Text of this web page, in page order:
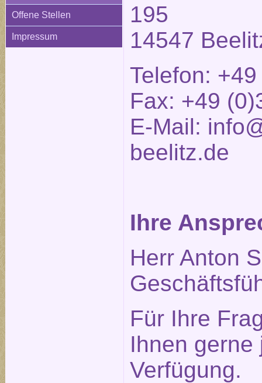
Offene Stellen
Impressum
195
14547
Telefon:
Fax: +49
E-Mail:
beelitz.de
Ihre
Herr Anton
Für Ihre
Ihnen gerne
Verfügung.